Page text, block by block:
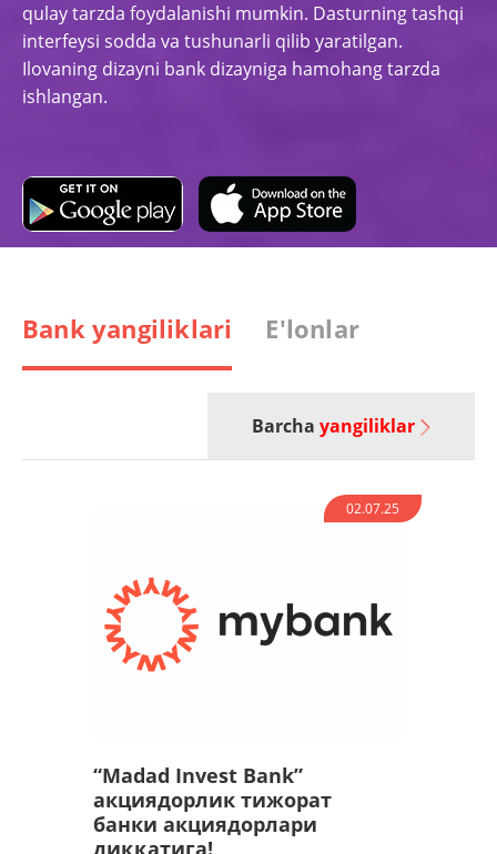
qulay tarzda foydalanishi mumkin. Dasturning tashqi
interfeysi sodda va tushunarli qilib yaratilgan.
Ilovaning dizayni bank dizayniga hamohang tarzda
ishlangan.
Bank yangiliklari E'lonlar
Barcha yangiliklar
02.07.25
“Madad Invest Bank”
акциядорлик тижорат
банки акциядорлари